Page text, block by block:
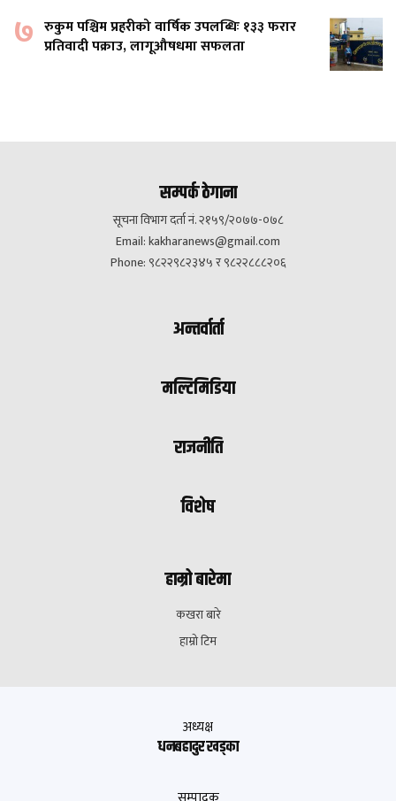
७ रुकुम पश्चिम प्रहरीको वार्षिक उपलब्धिः १३३ फरार
प्रतिवादी पक्राउ, लागूऔषधमा सफलता
सम्पर्क ठेगाना
सूचना विभाग दर्ता नं. २१५९/२०७७-०७८
Email:kakharanews@gmail.com
Phone: ९८२२९८२३४५ र ९८२२८८८२०६
अन्तर्वार्ता
मल्टिमिडिया
राजनीति
विशेष
हाम्रो बारेमा
कखरा बारे
हाम्रो टिम
अध्यक्ष
धनबहादुर खड्का